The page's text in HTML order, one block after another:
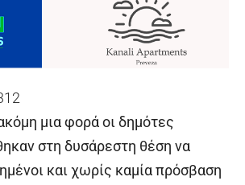
μια φορά οι δημότες
στη δυσάρεστη θέση να
και χωρίς καμία πρόσβαση